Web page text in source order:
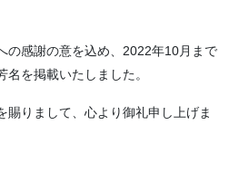
の感謝の意を込め、2022年10月まで
を掲載いたしました。
賜りまして、心より御礼申し上げま